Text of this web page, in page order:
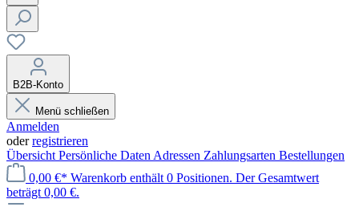
B2B-Konto
Menü schließen
Anmelden
oderregistrieren
Übersicht Persönliche Daten Adressen Zahlungsarten Bestellungen
0,00 €* Warenkorb enthält 0 Positionen. Der Gesamtwert
beträgt 0,00 €.